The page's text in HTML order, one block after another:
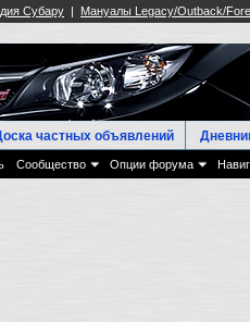
Сообщество Опции форума
частных объявлений